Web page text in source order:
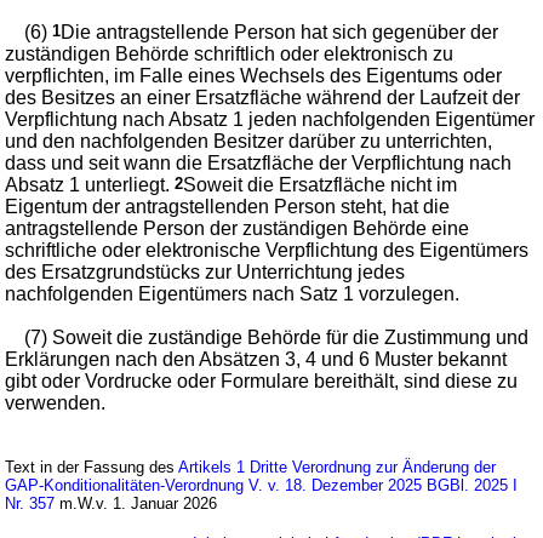
(6)1Die antragstellende Person hat sich gegenüber der
zuständigen Behörde schriftlich oder elektronisch zu
verpflichten, im Falle eines Wechsels des Eigentums oder
des Besitzes an einer Ersatzfläche während der Laufzeit der
Verpflichtung nach Absatz 1 jeden nachfolgenden Eigentümer
und den nachfolgenden Besitzer darüber zu unterrichten,
dass und seit wann die Ersatzfläche der Verpflichtung nach
Absatz 1 unterliegt.2Soweit die Ersatzfläche nicht im
Eigentum der antragstellenden Person steht, hat die
antragstellende Person der zuständigen Behörde eine
schriftliche oder elektronische Verpflichtung des Eigentümers
des Ersatzgrundstücks zur Unterrichtung jedes
nachfolgenden Eigentümers nach Satz 1 vorzulegen.
(7) Soweit die zuständige Behörde für die Zustimmung und
Erklärungen nach den Absätzen 3, 4 und 6 Muster bekannt
gibt oder Vordrucke oder Formulare bereithält, sind diese zu
verwenden.
Text in der Fassung desArtikels 1 Dritte Verordnung zur Änderung der
GAP-Konditionalitäten-Verordnung V. v. 18. Dezember 2025 BGBl. 2025 I
Nr. 357 m.W.v. 1. Januar 2026